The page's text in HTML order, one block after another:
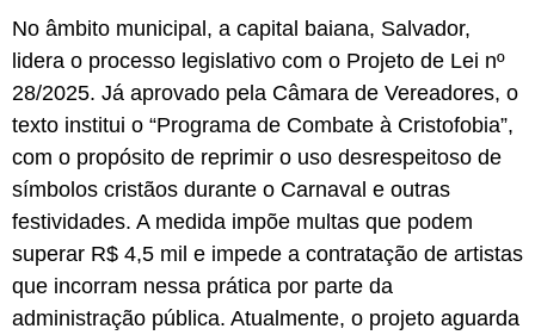
No âmbito municipal, a capital baiana, Salvador,
lidera o processo legislativo com o Projeto de Lei nº
28/2025. Já aprovado pela Câmara de Vereadores, o
texto institui o “Programa de Combate à Cristofobia”,
com o propósito de reprimir o uso desrespeitoso de
símbolos cristãos durante o Carnaval e outras
festividades. A medida impõe multas que podem
superar R$ 4,5 mil e impede a contratação de artistas
que incorram nessa prática por parte da
administração pública. Atualmente, o projeto aguarda